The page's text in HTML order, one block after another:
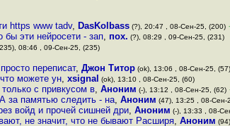
https www tadv, DasKolbass (?), 20:47 , 08-Сен-25, (200)
эти нейросети - зап, пох. (?), 08:29 , 09-Сен-25, (231)
08:46 , 09-Сен-25, (235)
переписат, Джон Титор (ok), 13:06 , 08-Сен-25, (57)
можете ун, xsignal (ok), 13:10 , 08-Сен-25, (60)
с привкусом в, Аноним (-), 13:12 , 08-Сен-25, (62)
за памятью следить - на, Аноним (47), 13:25 , 08-Сен-
войд и прочей сишней дри, Аноним (-), 13:33 , 08-
не значит, что не бывают Расширя, Аноним